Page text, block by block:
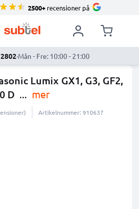
2500+ recensioner på
·Mån - Fre: 10:00 - 21:00
Lumix GX1, G3, GF2,
D ... mer
Artikelnummer: 910637